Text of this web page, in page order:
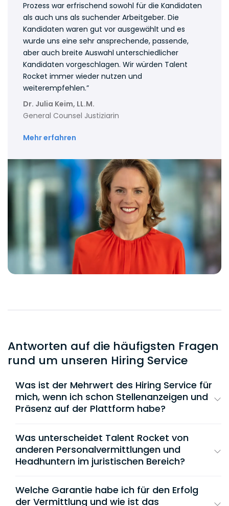
Prozess war erfrischend sowohl für die Kandidaten
als auch uns als suchender Arbeitgeber. Die
Kandidaten waren gut vor ausgewählt und es
wurde uns eine sehr ansprechende, passende,
aber auch breite Auswahl unterschiedlicher
Kandidaten vorgeschlagen. Wir würden Talent
Rocket immer wieder nutzen und
weiterempfehlen.”
Dr. Julia Keim, LL.M.
General Counsel Justiziarin
Mehr erfahren
Antworten auf die häufigsten Fragen
rund um unseren Hiring Service
Was ist der Mehrwert des Hiring Service für
mich, wenn ich schon Stellenanzeigen und
Präsenz auf der Plattform habe?
kannibalisiert nicht Ihre
bestehenden Stellenanzeigen, sondern dient
derstrategischen Erweiterung Ihrer
und der Erschließung neuer
zwei zentrale Vorteile:
Was unterscheidet Talent Rocket von
anderen Personalvermittlungen und
Headhuntern im juristischen Bereich?
Position alsführende Karriereplattform für
Jurist:innen in Deutschland, die uns Zugriff
Welche Garantie habe ich für den Erfolg
der Vermittlung und wie ist das